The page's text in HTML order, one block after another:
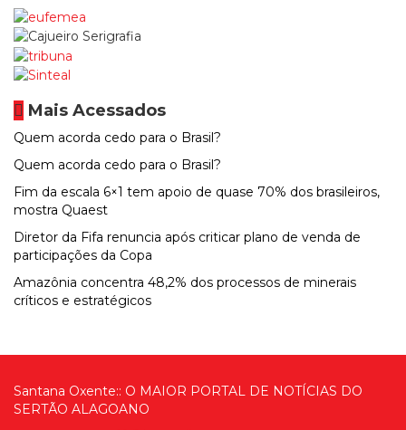
Mais Acessados
Quem acorda cedo para o Brasil?
Quem acorda cedo para o Brasil?
Fim da escala 6×1 tem apoio de quase 70% dos brasileiros,
mostra Quaest
Diretor da Fifa renuncia após criticar plano de venda de
participações da Copa
Amazônia concentra 48,2% dos processos de minerais
críticos e estratégicos
Santana Oxente:: O MAIOR PORTAL DE NOTÍCIAS DO
SERTÃO ALAGOANO